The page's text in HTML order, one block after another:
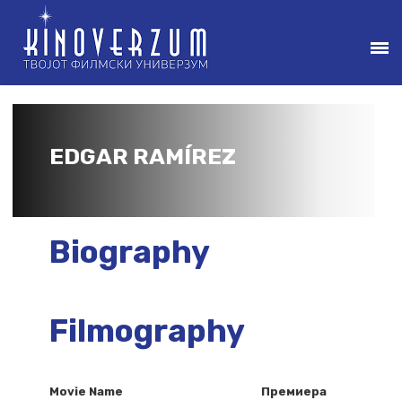
EDGAR RAMÍREZ
Biography
Filmography
Movie Name Премиера